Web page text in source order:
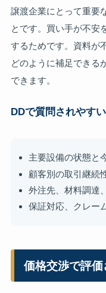
譲渡企業にとって重要
とです。買い手が不安
するためです。資料が
どのように補足できる
できます。
DDで質問されやす
主要設備の状態と
顧客別の取引継続
外注先、材料調達
保証対応、クレー
価格交渉で評